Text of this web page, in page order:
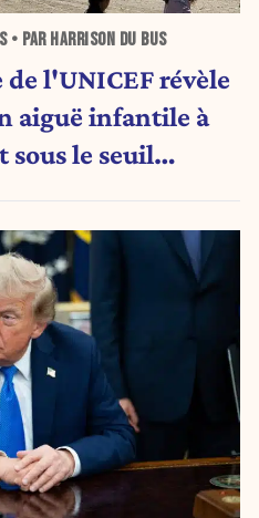
• PAR HARRISON DU BUS
l'UNICEF révèle
aiguë infantile à
sous le seuil